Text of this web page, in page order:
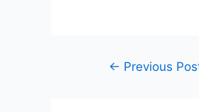
← Previous